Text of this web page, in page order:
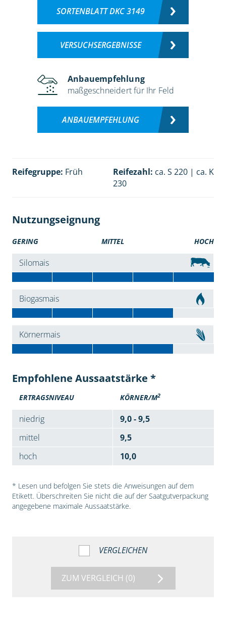
SORTENBLATT DKC 3149
VERSUCHSERGEBNISSE
Anbauempfehlung
maßgeschneidert für Ihr Feld
ANBAUEMPFEHLUNG
Reifegruppe: Früh Reifezahl: ca. S 220 | ca. K
230
Nutzungseignung
GERING MITTEL HOCH
Silomais
Biogasmais
Körnermais
Empfohlene Aussaatstärke *
ERTRAGSNIVEAU KÖRNER/M2
niedrig
9,0 - 9,5
mittel
9,5
hoch
10,0
* Lesen und befolgen Sie stets die Anweisungen auf dem
Etikett. Überschreiten Sie nicht die auf der Saatgutverpackung
angegebene maximale Aussaatstärke.
VERGLEICHEN
ZUM VERGLEICH (0)